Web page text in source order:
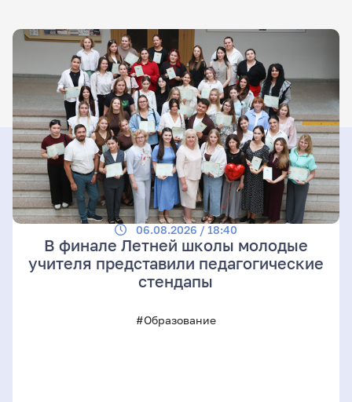
06.08.2026 / 18:40
В финале Летней школы молодые
учителя представили педагогические
стендапы
#Образование